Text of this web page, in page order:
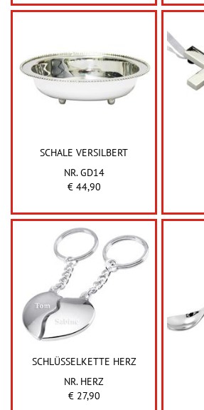
SCHALE VERSILBERT
NR. GD14
€ 44,90
SCHLÜSSELKETTE HERZ
NR. HERZ
€ 27,90